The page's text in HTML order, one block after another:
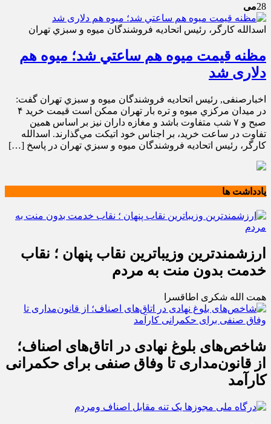
28می
اسدالله كارگر، رئيس اتحاديه فروشندگان ميوه و سبزي تهران
مظنه قيمت ميوه هم ساعتي شد؛ میوه هم
دلاری شد
اخبارصنفی, رئيس اتحاديه فروشندگان ميوه و سبزي تهران گفت:
در ميدان مركزي ميوه و تره ‌بار تهران ممكن است قيمت خريد ۴
صبح و ۷ شب متفاوت باشد و مغازه‌ داران نيز بر اساس همين
تفاوت در ساعت خريد، بر اجناس خود اتيكت مي‌گذارند. اسدالله
كارگر، رئيس اتحاديه فروشندگان ميوه و سبزي تهران در پاسخ […]
یادداشت ها
ارزشمندترین وزیباترین نقاب پنهان ؛ نقاب
خدمت بدون منت به مردم
همت الله شکری اطاقسرا
شاخص‌های بلوغ نهادی در اتاق‌های اصناف؛
از قانون‌مداری تا وفاق صنفی برای حکمرانی
کارآمد